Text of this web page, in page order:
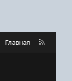
Главная
R